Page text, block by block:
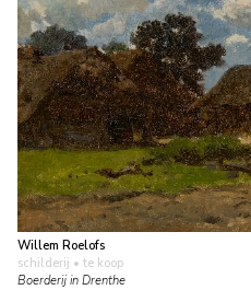
Willem Roelofs
schilderij • te koop
Boerderij in Drenthe